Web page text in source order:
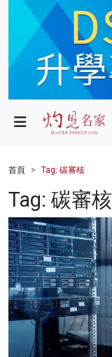
政局
財經
健康
商業
科技
影片
名家榜
首頁 Tag: 碳審核
Tag: 碳審核